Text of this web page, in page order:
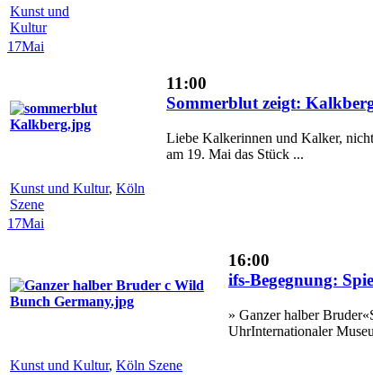
Kunst und
Kultur
17Mai
11:00
Sommerblut zeigt:
Liebe Kalkerinnen und Kalker,
am 19. Mai das Stück ...
Kunst und Kultur, Köln
Szene
17Mai
16:00
ifs-Begegnung:
» Ganzer halber
UhrInternationaler
Kunst und Kultur, Köln Szene